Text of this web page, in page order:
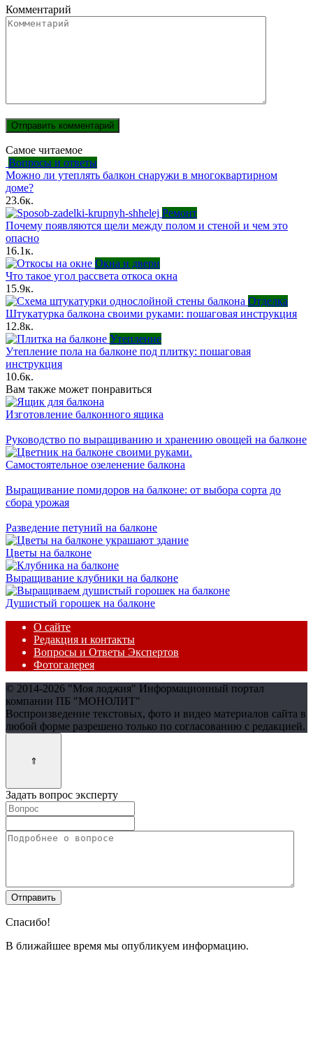
Комментарий
Самое читаемое
Вопросы и ответы
Можно ли утеплять балкон снаружи в многоквартирном
доме?
23.6к.
Ремонт
Почему появляются щели между полом и стеной и чем это
опасно
16.1к.
Окна и двери
Что такое угол рассвета откоса окна
15.9к.
Отделка
Штукатурка балкона своими руками: пошаговая инструкция
12.8к.
Утепление
Утепление пола на балконе под плитку: пошаговая
инструкция
10.6к.
Вам также может понравиться
Изготовление балконного ящика
Руководство по выращиванию и хранению овощей на балконе
Самостоятельное озеленение балкона
Выращивание помидоров на балконе: от выбора сорта до
сбора урожая
Разведение петуний на балконе
Цветы на балконе
Выращивание клубники на балконе
Душистый горошек на балконе
О сайте
Редакция и контакты
Вопросы и Ответы Экспертов
Фотогалерея
© 2014-2026 "Моя лоджия" Информационный портал
компании ПБ "МОНОЛИТ"
Воспроизведение текстовых, фото и видео материалов сайта в
любой форме разрешено только по согласованию с редакцией.
Задать вопрос эксперту
Спасибо!
В ближайшее время мы опубликуем информацию.